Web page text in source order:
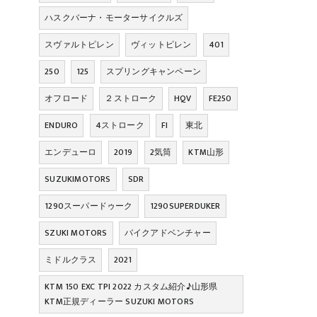
ハスクバーナ・モーターサイクルズ
スヴァルトピレン
ヴィットピレン
401
250
125
スプリングキャンペーン
オフロード
２ストローク HQV
FE250
ENDURO
4ストローク FI
東北
エンデューロ
2019 2気筒
KTM山形
SUZUKIMOTORS
SDR
1290スーパードゥーク
1290SUPERDUKER
SZUKI MOTORS
バイクアドベンチャー
ミドルクラス
2021
KTM 150 EXC TPI 2022 カスタム紹介♪山形県
KTM正規ディーラー SUZUKI MOTORS